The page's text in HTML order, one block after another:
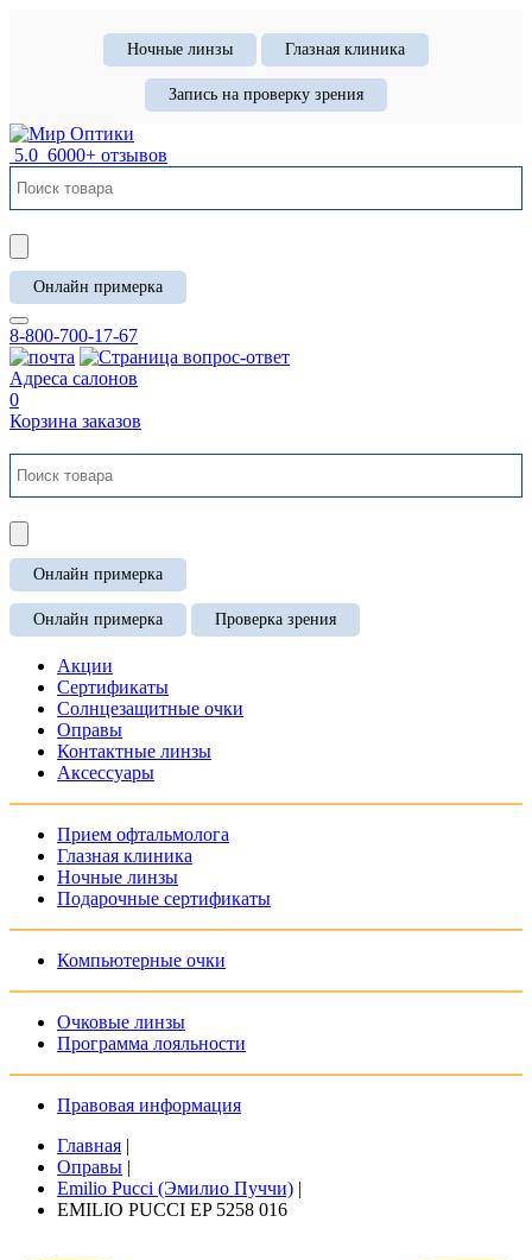
Ночные линзы Глазная клиника
Запись на проверку зрения
5.0 6000+ отзывов
Онлайн примерка
8-800-700-17-67
Адреса салонов
0
Корзина заказов
Онлайн примерка
Онлайн примерка Проверка зрения
Акции
Сертификаты
Солнцезащитные очки
Оправы
Контактные линзы
Аксессуары
Прием офтальмолога
Глазная клиника
Ночные линзы
Подарочные сертификаты
Компьютерные очки
Очковые линзы
Программа лояльности
Правовая информация
Главная |
Оправы |
Emilio Pucci (Эмилио Пуччи) |
EMILIO PUCCI EP 5258 016